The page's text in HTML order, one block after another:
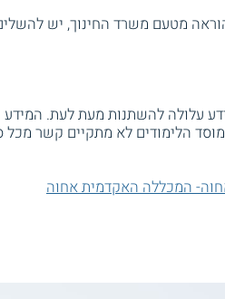
מטעם משרד החינוך, יש
עלולה להשתנות מעת לעת. המידע
הלימודים לא מתקיים קשר מכל
המכללה האקדמית אחוה